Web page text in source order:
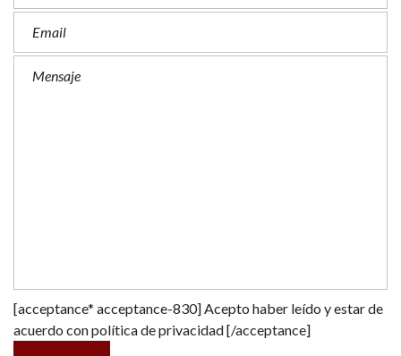
[acceptance* acceptance-830] Acepto haber leído y estar de
acuerdo conpolítica de privacidad[/acceptance]